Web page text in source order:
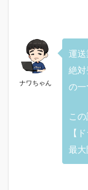
ナワちゃん
運
絶
の一
こ
【
最大